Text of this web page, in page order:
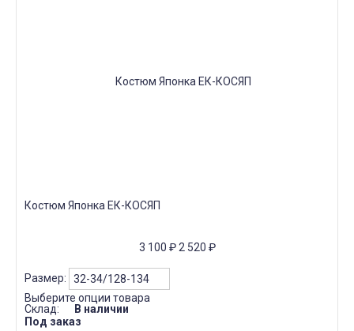
Костюм Японка ЕК-КОСЯП
3 100 ₽ 2 520 ₽
Размер:
Выберите опции товара
Склад:
В наличии
Под заказ